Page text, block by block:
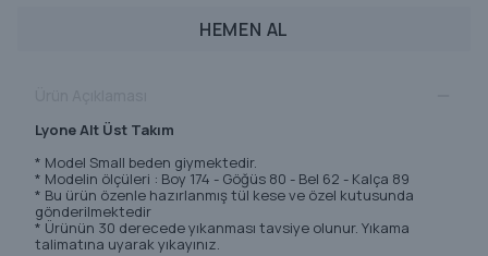
HEMEN AL
Lyone Alt Üst Takım
* Model Small beden giymektedir.
* Modelin ölçüleri : Boy 174 - Göğüs 80 - Bel 62 - Kalça 89
* Bu ürün özenle hazırlanmış tül kese ve özel kutusunda
gönderilmektedir
* Ürünün 30 derecede yıkanması tavsiye olunur. Yıkama
talimatına uyarak yıkayınız.